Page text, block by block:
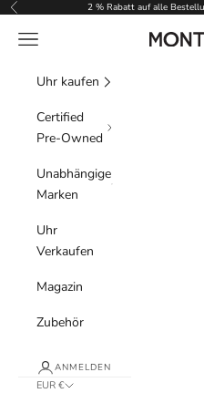
Zum Inhalt springen
Zurück 2 % Rabatt auf alle
Montredo
Menü
Uhr kaufen
Certified
Pre-Owned
Unabhängige
Marken
Uhr
Verkaufen
Magazin
Zubehör
ANMELDEN
EUR €